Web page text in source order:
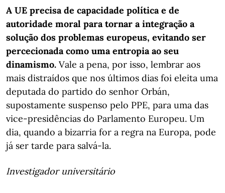
A UE precisa de capacidade política e de
autoridade moral para tornar a integração a
solução dos problemas europeus, evitando ser
percecionada como uma entropia ao seu
dinamismo. Vale a pena, por isso, lembrar aos
mais distraídos que nos últimos dias foi eleita uma
deputada do partido do senhor Orbán,
supostamente suspenso pelo PPE, para uma das
vice-presidências do Parlamento Europeu. Um
dia, quando a bizarria for a regra na Europa, pode
já ser tarde para salvá-la.
Investigador universitário